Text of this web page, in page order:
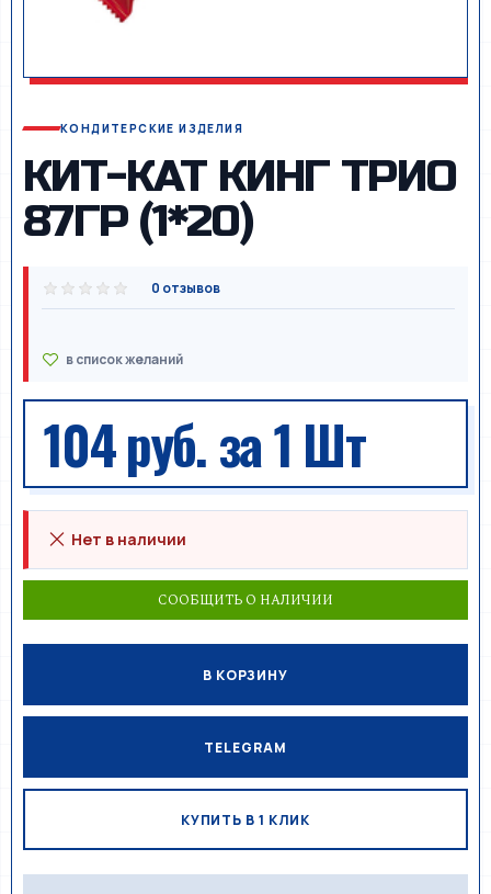
КОНДИТЕРСКИЕ ИЗДЕЛИЯ
КИТ-КАТ КИНГ ТРИО
87ГР (1*20)
0 отзывов
104 руб.за 1 Шт
Нет в наличии
СООБЩИТЬ О НАЛИЧИИ
В КОРЗИНУ
TELEGRAM
КУПИТЬ В 1 КЛИК